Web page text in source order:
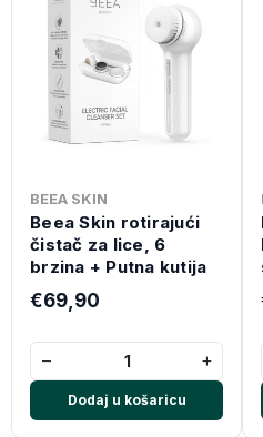
BEEA SKIN
Beea Skin rotirajući
čistač za lice, 6
brzina + Putna kutija
€69,90
− +
Dodaj u košaricu